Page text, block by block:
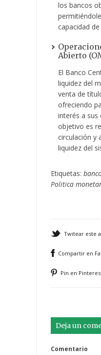
los bancos
capacidad
Abierto
El Banco
liquidez del
venta de
ofreciendo
interés a sus
objetivo es
circulación y
liquidez del
Etiquetas:
Politica
Twitear este
Compartir en
Pin en
Deja un
Comentario